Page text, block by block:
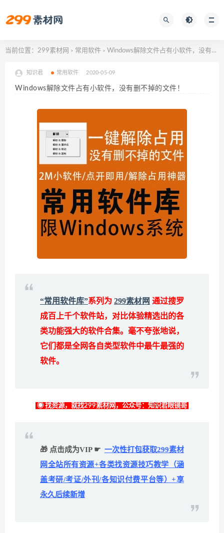
当前位置： 299素材网 > 常用软件 > Windows解除文件占有小软件，没有删不掉的文件！
知识君 常用软件 2020-05-09
Windows解除文件占有小软件，没有删不掉的文件！
“常用软件库”系列为 299素材网 通过搜罗
成百上千个软件站，对比体验精选出的各
类功能强大的软件合集。毫不夸张地说，
它们都是全网各自类型软件中最牛最强的
软件。
◉ 找资源，就找299素材网，公众号：知识君眼镜哥
🎁 点击成为VIP ☛ 一次性打包获取299素材
网全站所有资源+各类找资源技巧教学（涵
盖考研/考证/外刊/各知识付费平台等）+享
永久后续新增